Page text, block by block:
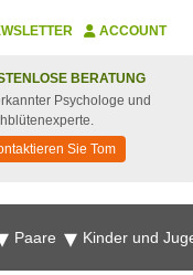
ACCOUNT
BERATUNG
Psychologe und
Sie Tom
Paare Kinder und